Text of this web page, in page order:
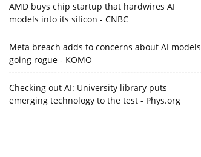
AMD buys chip startup that hardwires AI
models into its silicon - CNBC
Meta breach adds to concerns about AI models
going rogue - KOMO
Checking out AI: University library puts
emerging technology to the test - Phys.org